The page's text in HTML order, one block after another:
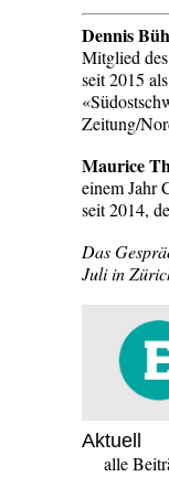
Dennis
Mitglied
seit 2015
Zeitung/
Maurice
einem Jahr
seit 2014,
Das
Juli in
Aktuell
alle